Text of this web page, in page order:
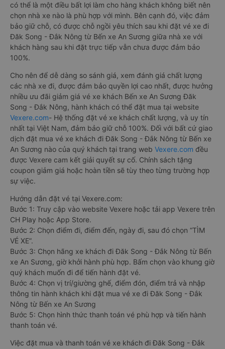
có thể là một điều bất lợi làm cho hàng khách không biết nên
chọn nhà xe nào là phù hợp với mình. Bên cạnh đó, việc đảm
bảo giữ chỗ, có được chỗ ngồi yêu thích sau khi đặt vé xe đi
Đăk Song - Đắk Nông từ Bến xe An Sương giữa nhà xe với
khách hàng sau khi đặt trực tiếp vẫn chưa được đảm bảo
100%.
Cho nên để dễ dàng so sánh giá, xem đánh giá chất lượng
các nhà xe đi, được đảm bảo quyền lợi cao nhất, được hưởng
nhiều ưu đãi giảm giá vé xe khách Bến xe An Sương Đăk
Song - Đắk Nông, hành khách có thể đặt mua tại website
Vexere.com- Hệ thống đặt vé xe khách chất lượng, và uy tín
nhất tại Việt Nam, đảm bảo giữ chỗ 100%. Đối với bất cứ giao
dịch đặt mua vé xe khách đi Đăk Song - Đắk Nông từ Bến xe
An Sương nào của quý khách tại trang web Vexere.com đều
được Vexere cam kết giải quyết sự cố. Chính sách tặng
coupon giảm giá hoặc hoàn tiền sẽ tùy theo từng trường hợp
sự việc.
Hướng dẫn đặt vé tại Vexere.com:
Bước 1: Truy cập vào website Vexere hoặc tải app Vexere trên
CH Play hoặc App Store.
Bước 2: Chọn điểm đi, điểm đến, ngày đi, sau đó chọn “TÌM
VÉ XE”.
Bước 3: Chọn hãng xe khách đi Đăk Song - Đắk Nông từ Bến
xe An Sương, giờ khởi hành phù hợp. Bấm chọn vào khung giờ
quý khách muốn đi để tiến hành đặt vé.
Bước 4: Chọn vị trí/giường ghế, điểm đón, điểm trả và nhập
thông tin hành khách khi đặt mua vé xe đi Đăk Song - Đắk
Nông từ Bến xe An Sương
Bước 5: Chọn hình thức thanh toán vé phù hợp và tiến hành
thanh toán vé.
Việc đặt mua và thanh toán vé xe khách đi Đăk Song - Đắk